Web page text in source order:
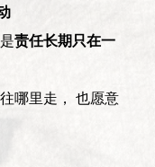
责任长期只在一
哪里走， 也愿意